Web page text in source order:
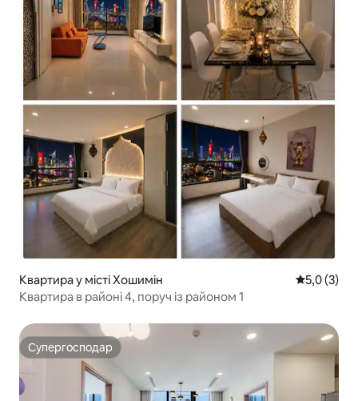
Квартира у місті Хошимін Середня
5,0 (3)
Квартира в районі 4, поруч із районом 1
Супергосподар
Супергосподар